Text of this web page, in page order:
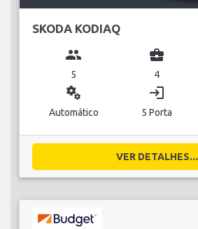
SKODA KODIAQ
group
5
business_center
4
miscellaneous_services
Automático
login
5 Porta
VER DETALHES...